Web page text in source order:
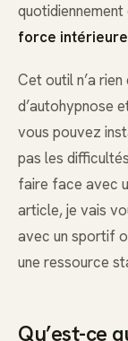
force intérieure
Cet outil n’a
d’autohypnose
vous pouvez
pas les
faire face avec
article, je vais
avec un sportif
une ressource
Qu’est-ce